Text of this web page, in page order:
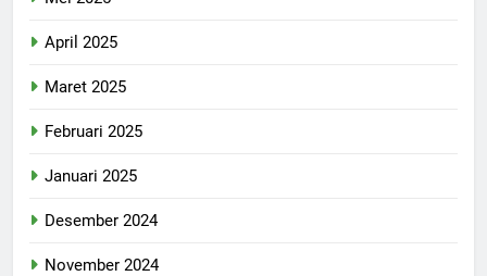
April 2025
Maret 2025
Februari 2025
Januari 2025
Desember 2024
November 2024